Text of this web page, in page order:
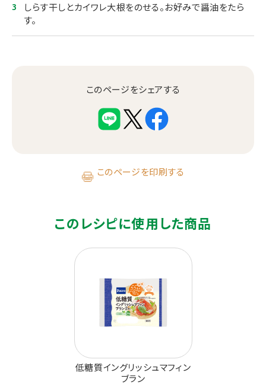
しらす⼲しとカイワレ⼤根をのせる。お好みで醤油をたら
す。
このページをシェアする
このページを印刷する
このレシピに使用した商品
低糖質イングリッシュマフィン
ブラン